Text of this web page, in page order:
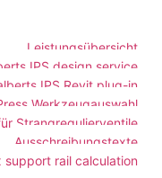
Leistungsübersicht
IPS design service
IPS Revit plug-in
Werkzeugauswahl
Strangregulierventile
Ausschreibungstexte
support rail calculation